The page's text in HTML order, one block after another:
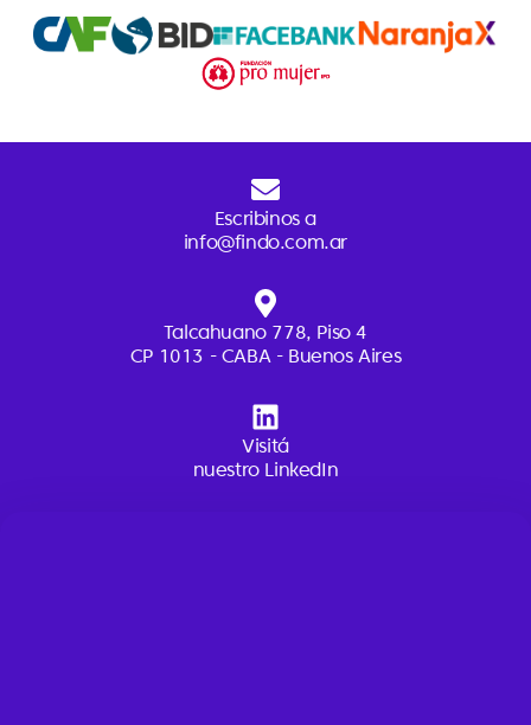
Escribinos a
info@findo.com.ar
Talcahuano 778, Piso 4
CP 1013 - CABA - Buenos Aires
Visitá
nuestro LinkedIn